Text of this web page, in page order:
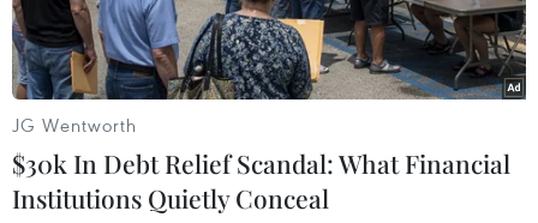
JG Wentworth
$30k In Debt Relief Scandal: What Financial
Institutions Quietly Conceal